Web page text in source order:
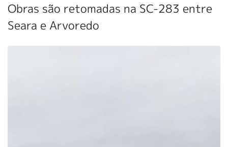
Obras são retomadas na SC-283 entre
Seara e Arvoredo